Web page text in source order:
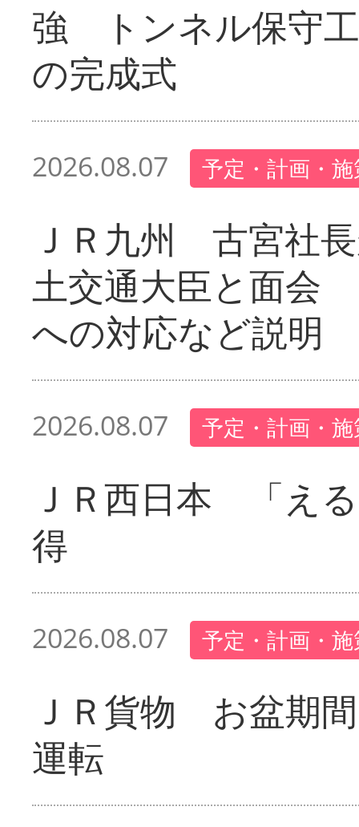
強 トンネル保守
の完成式
2026.08.07 予定・計画・
ＪＲ九州 古宮社
土交通大臣と面会
への対応など説明
2026.08.07 予定・計画・
ＪＲ西日本 「え
得
2026.08.07 予定・計画・
ＪＲ貨物 お盆期
運転